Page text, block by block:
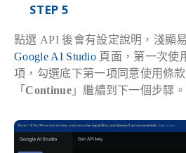
STEP 5
點選 API 後會有設定說明，淺顯
Google AI Studio 頁面，第一次使
項，勾選底下第一項同意使用條
「Continue」繼續到下一個步驟。